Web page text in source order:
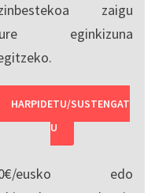
zaigu
eginkizuna
HARPIDETU/SUSTENGAT
U
eusko edo